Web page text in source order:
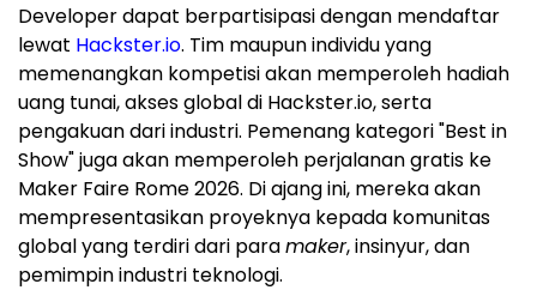
Developer dapat berpartisipasi dengan mendaftar
lewat Hackster.io. Tim maupun individu yang
memenangkan kompetisi akan memperoleh hadiah
uang tunai, akses global di Hackster.io, serta
pengakuan dari industri. Pemenang kategori "Best in
Show" juga akan memperoleh perjalanan gratis ke
Maker Faire Rome 2026. Di ajang ini, mereka akan
mempresentasikan proyeknya kepada komunitas
global yang terdiri dari paramaker, insinyur, dan
pemimpin industri teknologi.